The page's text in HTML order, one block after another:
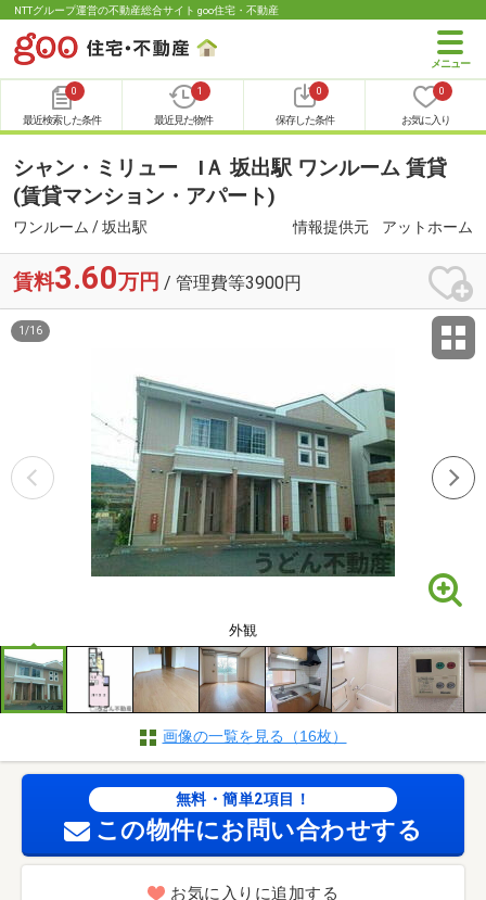
NTTグループ運営の不動産総合サイト goo住宅・不動産
0
最近検索した条件
1
最近見た物件
0
保存した条件
0
お気に入り
シャン・ミリュー ⅠＡ 坂出駅 ワンルーム 賃貸
(賃貸マンション・アパート)
ワンルーム / 坂出駅 情報提供元 アットホーム
賃料3.60万円 / 管理費等3900円
外観
1 /16
画像の一覧を見る（16枚）
無料・簡単2項目！
この物件にお問い合わせする
お気に入りに追加する